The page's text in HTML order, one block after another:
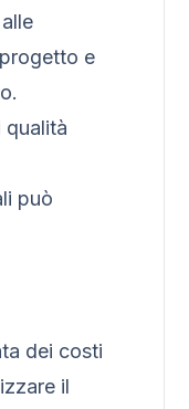
e
qualità
può
dei costi
il